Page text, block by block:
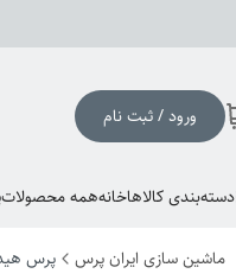
ورود / ثبت نام
دسته‌بندی کالاهاخانههمه محصولات
ماشین سازی ایران پرس پرس